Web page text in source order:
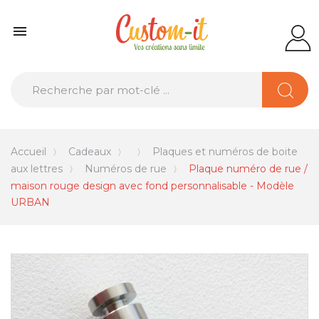

Accueil Cadeaux
Plaques et numéros de boite
aux lettres
Numéros de rue
Plaque numéro de rue /
maison rouge design avec fond personnalisable - Modèle
URBAN